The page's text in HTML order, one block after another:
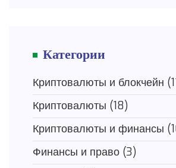
Категории
Криптовалюты и блокчейн
Криптовалюты (18)
Криптовалюты и финансы
Финансы и право (3)